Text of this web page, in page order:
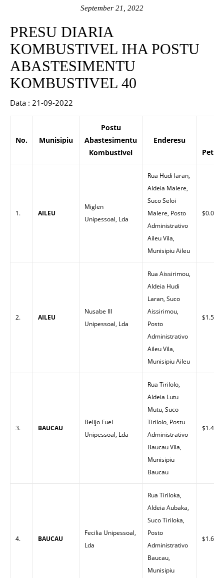
September 21, 2022
PRESU DIARIA
KOMBUSTIVEL IHA POSTU
ABASTESIMENTU
KOMBUSTIVEL 40
Data : 21-09-2022
No. Munisipiu
Postu
Abastesimentu
Kombustivel
Enderesu
Petrol
1. AILEU
Miglen
Unipessoal, Lda
Rua Hudi laran,
Aldeia Malere,
Suco Seloi
Malere, Posto
Administrativo
Aileu Vila,
Munisipiu Aileu
$0.00
2. AILEU
Nusabe III
Unipessoal, Lda
Rua Aissirimou,
Aldeia Hudi
Laran, Suco
Aissirimou,
Posto
Administrativo
Aileu Vila,
Munisipiu Aileu
$1.55
3. BAUCAU
Belijo Fuel
Unipessoal, Lda
Rua Tirilolo,
Aldeia Lutu
Mutu, Suco
Tirilolo, Postu
Administrativo
Baucau Vila,
Munisipiu
Baucau
$1.45
4. BAUCAU
Fecilia Unipessoal,
Lda
Rua Tiriloka,
Aldeia Aubaka,
Suco Tiriloka,
Posto
Administrativo
Baucau,
Munisipiu
$1.62